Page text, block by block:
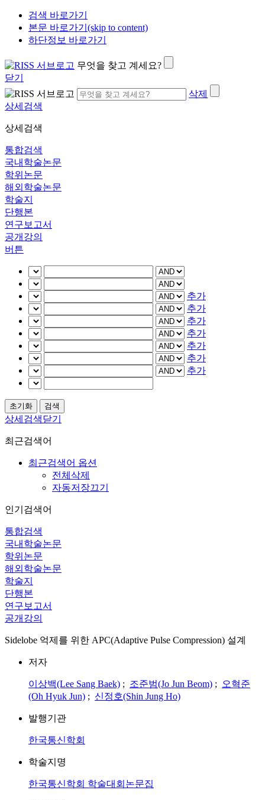
검색 바로가기
본문 바로가기(skip to content)
하단정보 바로가기
무엇을 찾고 계세요?
닫기
삭제
상세검색
상세검색
통합검색
국내학술논문
학위논문
해외학술논문
학술지
단행본
연구보고서
공개강의
버튼
추가
추가
추가
추가
추가
추가
추가
상세검색닫기
최근검색어
최근검색어 옵션
전체삭제
자동저장끄기
인기검색어
통합검색
국내학술논문
학위논문
해외학술논문
학술지
단행본
연구보고서
공개강의
Sidelobe 억제를 위한 APC(Adaptive Pulse Compression) 설계
저자
이상백(Lee Sang Baek) ; 조준범(Jo Jun Beom) ;
오혁준
(Oh Hyuk Jun) ; 신정호(Shin Jung Ho)
발행기관
한국통신학회
학술지명
한국통신학회 학술대회논문집